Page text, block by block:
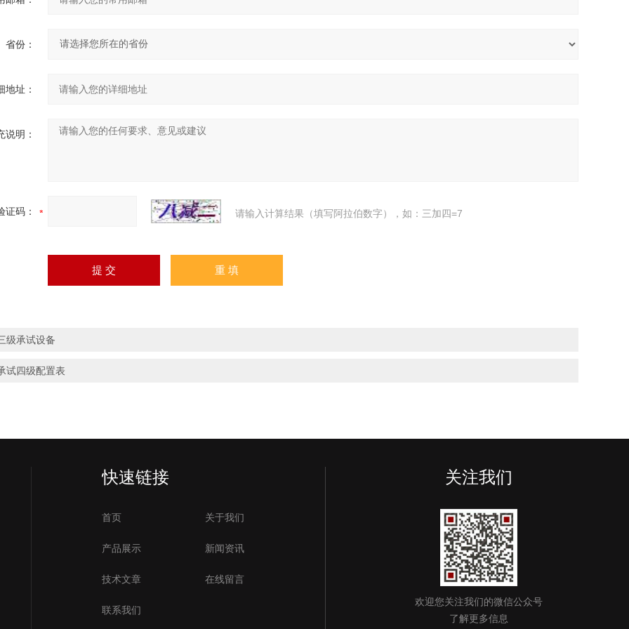
省份：
地址：
说明：
证码： 请输入计算结果（填写阿拉伯数字），如：三加四=7
级承试设备
试四级配置表
快速链接
首页 关于我们
产品展示 新闻资讯
技术文章 在线留言
联系我们
关注我们
欢迎您关注我们的微信公众号
了解更多信息